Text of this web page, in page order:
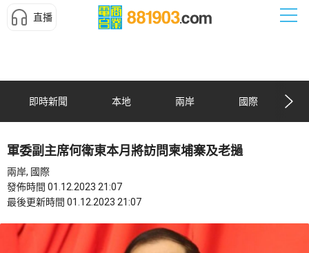
直播
即時新聞 本地 兩岸 國際
軍委副主席何衛東本月將訪問柬埔寨及老撾
兩岸, 國際
發佈時間 01.12.2023 21:07
最後更新時間 01.12.2023 21:07